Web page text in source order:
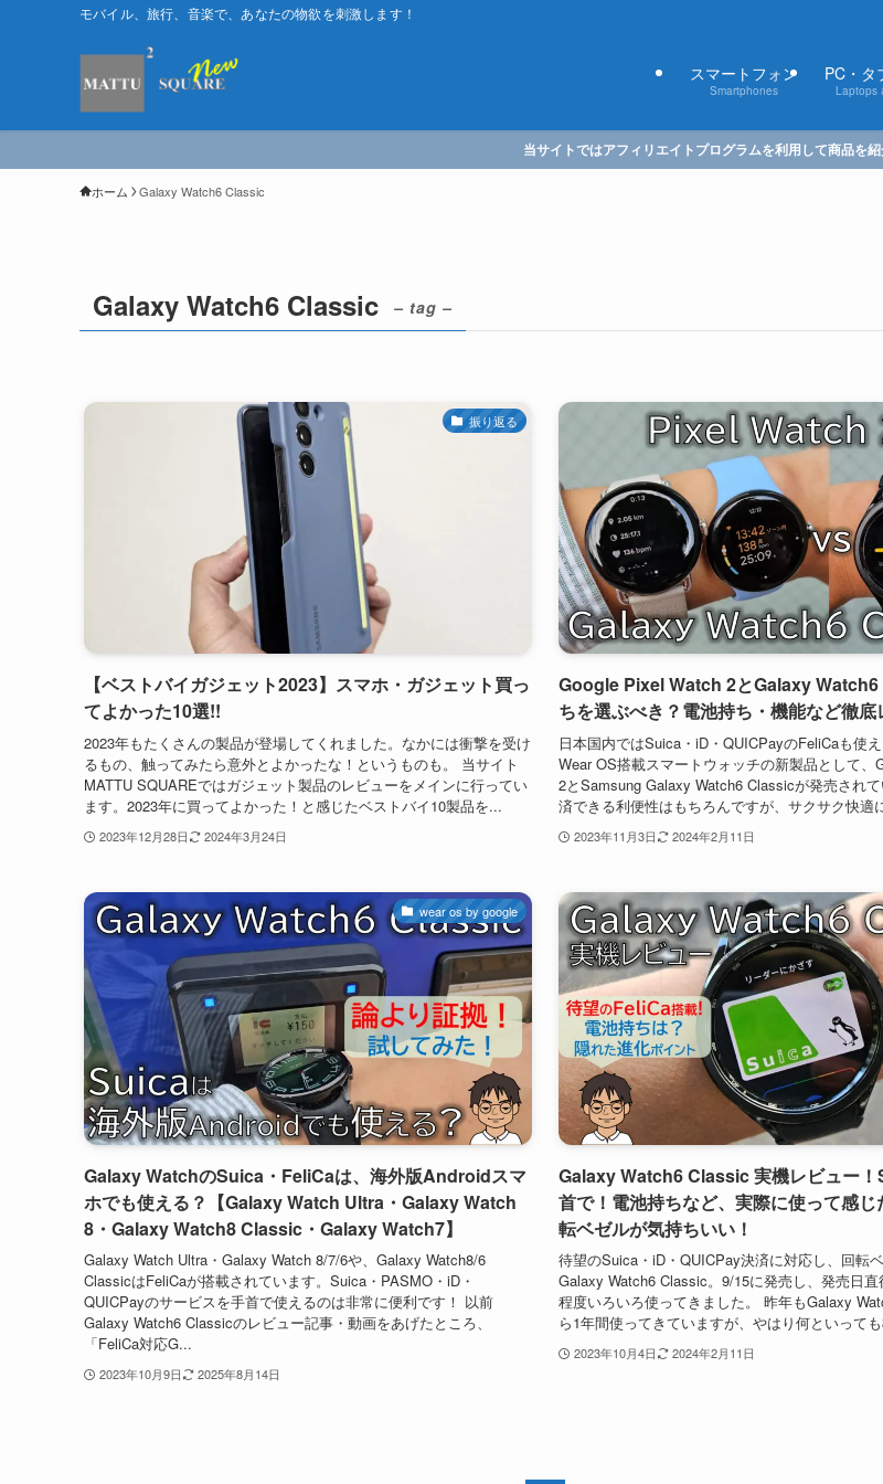
モバイル、旅行、音楽で、あなたの物欲を刺激します！
スマートフォン
Smartphones
PC・タ
Laptops
当サイトではアフィリエイトプログラムを利用して商品を
ホーム Galaxy Watch6 Classic
Galaxy Watch6 Classic – tag –
振り返る
【ベストバイガジェット2023】スマホ・ガジェット買っ
てよかった10選!!
2023年もたくさんの製品が登場してくれました。なかには衝撃を受け
るもの、触ってみたら意外とよかったな！というものも。 当サイト
MATTU SQUAREではガジェット製品のレビューをメインに行ってい
ます。2023年に買ってよかった！と感じたベストバイ10製品を...
2023年12月28日 2024年3月24日
Google Pixel Watch 2とGalaxy
ちを選ぶべき？電池持ち・機能など徹底
日本国内ではSuica・iD・QUICPayのFeliCaも使
Wear OS搭載スマートウォッチの新製品として、
2とSamsung Galaxy Watch6 Classicが発売され
済できる利便性はもちろんですが、サクサク快適
2023年11月3日 2024年2月11日
wear os by google
Galaxy WatchのSuica・FeliCaは、海外版Androidスマ
ホでも使える？【Galaxy Watch Ultra・Galaxy Watch
8・Galaxy Watch8 Classic・Galaxy Watch7】
Galaxy Watch Ultra・Galaxy Watch 8/7/6や、Galaxy Watch8/6
ClassicはFeliCaが搭載されています。Suica・PASMO・iD・
QUICPayのサービスを手首で使えるのは非常に便利です！ 以前
Galaxy Watch6 Classicのレビュー記事・動画をあげたところ、
「FeliCa対応G...
2023年10月9日 2025年8月14日
Galaxy Watch6 Classic 実機レビュー
首で！電池持ちなど、実際に使って感じ
転ベゼルが気持ちいい！
待望のSuica・iD・QUICPay決済に対応し、回転ベ
Galaxy Watch6 Classic。9/15に発売し、発売日
程度いろいろ使ってきました。 昨年もGalaxy
ら1年間使ってきていますが、やはり何といって
2023年10月4日 2024年2月11日